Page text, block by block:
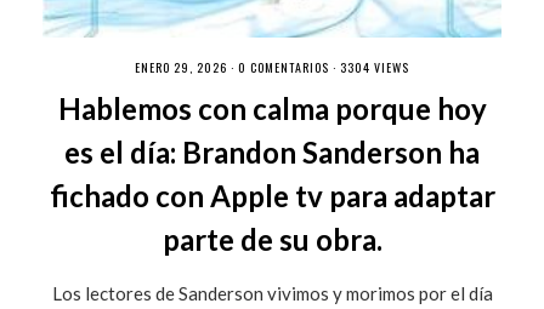
ENERO 29, 2026 · 0 COMENTARIOS · 3304 VIEWS
Hablemos con calma porque hoy
es el día: Brandon Sanderson ha
fichado con Apple tv para adaptar
parte de su obra.
Los lectores de Sanderson vivimos y morimos por el día